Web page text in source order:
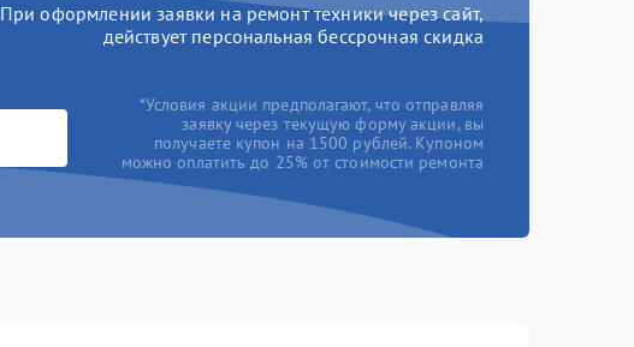
При оформлении заявки на ремонт техники через сайт,
действует персональная бессрочная скидка
*Условия акции предполагают, что отправляя
заявку через текущую форму акции, вы
получаете купон на 1500 рублей. Купоном
можно оплатить до 25% от стоимости ремонта